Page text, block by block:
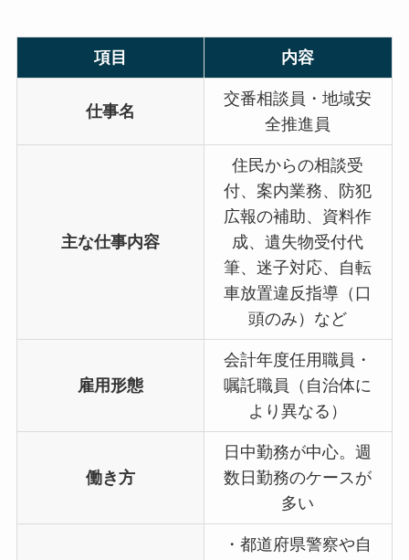
項目 内容
仕事名
交番相談員・地域安
全推進員
主な仕事内容
住民からの相談受
付、案内業務、防犯
広報の補助、資料作
成、遺失物受付代
筆、迷子対応、自転
車放置違反指導（口
頭のみ）など
雇用形態
会計年度任用職員・
嘱託職員（自治体に
より異なる）
働き方
日中勤務が中心。週
数日勤務のケースが
多い
・都道府県警察や自